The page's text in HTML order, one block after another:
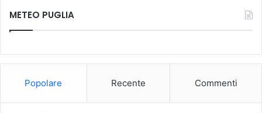
METEO PUGLIA
Popolare Recente Commenti